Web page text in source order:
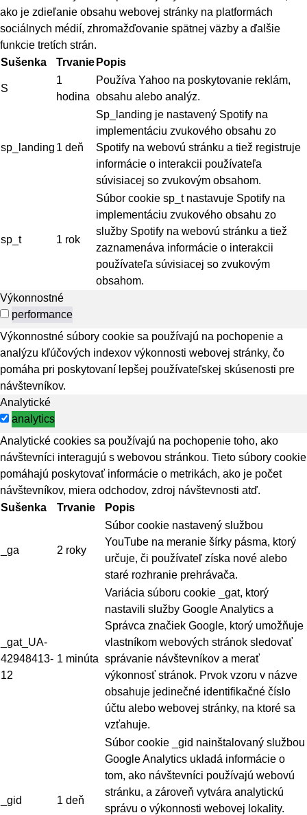
ako je zdieľanie obsahu webovej stránky na platformách
sociálnych médií, zhromažďovanie spätnej väzby a ďalšie
funkcie tretích strán.
Sušenka
Trvanie Popis
S
1
hodina
Používa Yahoo na poskytovanie reklám,
obsahu alebo analýz.
sp_landing 1 deň
Sp_landing je nastavený Spotify na
implementáciu zvukového obsahu zo
Spotify na webovú stránku a tiež registruje
informácie o interakcii používateľa
súvisiacej so zvukovým obsahom.
sp_t 1 rok
Súbor cookie sp_t nastavuje Spotify na
implementáciu zvukového obsahu zo
služby Spotify na webovú stránku a tiež
zaznamenáva informácie o interakcii
používateľa súvisiacej so zvukovým
obsahom.
Výkonnostné
performance
Výkonnostné súbory cookie sa používajú na pochopenie a
analýzu kľúčových indexov výkonnosti webovej stránky, čo
pomáha pri poskytovaní lepšej používateľskej skúsenosti pre
návštevníkov.
Analytické
analytics
Analytické cookies sa používajú na pochopenie toho, ako
návštevníci interagujú s webovou stránkou. Tieto súbory cookie
pomáhajú poskytovať informácie o metrikách, ako je počet
návštevníkov, miera odchodov, zdroj návštevnosti atď.
Sušenka
Trvanie Popis
_ga 2 roky
Súbor cookie nastavený službou
YouTube na meranie šírky pásma, ktorý
určuje, či používateľ získa nové alebo
staré rozhranie prehrávača.
_gat_UA-
42948413-
12
1 minúta
Variácia súboru cookie _gat, ktorý
nastavili služby Google Analytics a
Správca značiek Google, ktorý umožňuje
vlastníkom webových stránok sledovať
správanie návštevníkov a merať
výkonnosť stránok. Prvok vzoru v názve
obsahuje jedinečné identifikačné číslo
účtu alebo webovej stránky, na ktoré sa
vzťahuje.
_gid 1 deň
Súbor cookie _gid nainštalovaný službou
Google Analytics ukladá informácie o
tom, ako návštevníci používajú webovú
stránku, a zároveň vytvára analytickú
správu o výkonnosti webovej lokality.